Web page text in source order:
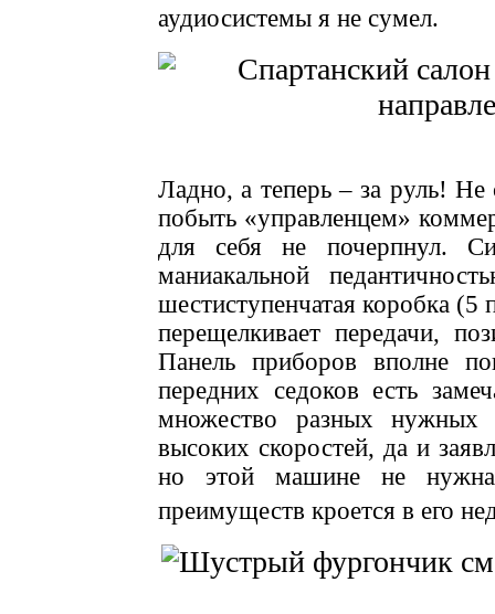
аудиосистемы я не сумел.
Ладно, а теперь – за руль! Не
побыть «управленцем»
для себя не почерпнул.
маниакальной
шестиступенчатая коробка (5
перещелкивает передачи,
Панель приборов вполне
передних седоков есть
множество разных
высоких скоростей, да и
но этой машине не нужна
преимуществ кроется в его